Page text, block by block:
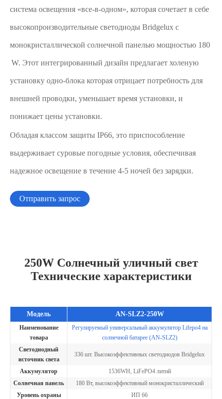
система освещения «все-в-одном», которая сочетает в себе
высокопроизводительные светодиоды Bridgelux с
монокристаллической солнечной панелью мощностью 180
W. Этот интегрированный дизайн предлагает холеную
установку одно-блока которая отрицает потребность для
внешней проводки, уменьшает время установки, и
понижает цены установки.
Обладая классом защиты IP66, это приспособление
выдерживает суровые погодные условия, обеспечивая
надежное освещение в течение 4-5 ночей без зарядки.
Отправить запрос
250W Солнечный уличный свет
Технические характеристики
Модель AN-SLZ2-250W
Наименование
товара
Регулируемый универсальный аккумулятор Lifepo4 на
солнечной батарее (AN-SLZ2)
Светодиодный
источник света
336 шт. Высокоэффективных светодиодов Bridgelux
Аккумулятор
1536WH, LiFePO4 литий
Солнечная панель
180 Вт, высокоэффективный монокристаллический
Уровень охраны
ИП 66